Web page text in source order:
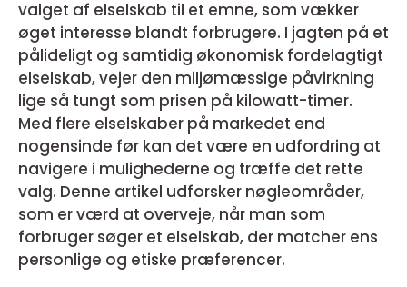
valget af elselskab til et emne, som vækker
øget interesse blandt forbrugere. I jagten på et
pålideligt og samtidig økonomisk fordelagtigt
elselskab, vejer den miljømæssige påvirkning
lige så tungt som prisen på kilowatt-timer.
Med flere elselskaber på markedet end
nogensinde før kan det være en udfordring at
navigere i mulighederne og træffe det rette
valg. Denne artikel udforsker nøgleområder,
som er værd at overveje, når man som
forbruger søger et elselskab, der matcher ens
personlige og etiske præferencer.